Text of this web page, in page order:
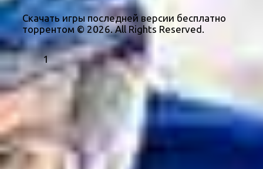
Скачать игры последней версии бесплатно
торрентом © 2026. All Rights Reserved.
1